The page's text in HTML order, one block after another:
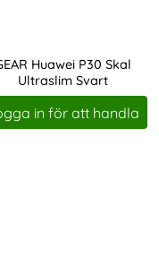
Huawei P30 Skal
Ultraslim Svart
208304
in för att handla
Huawei P30